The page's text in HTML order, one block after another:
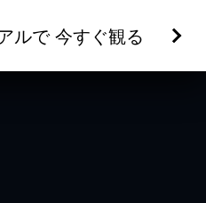
ルで 今すぐ観る